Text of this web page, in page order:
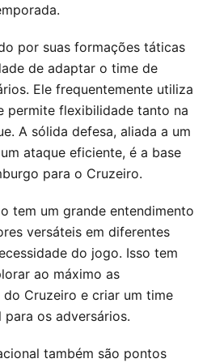
por suas formações táticas
de adaptar o time de
Ele frequentemente utiliza
permite flexibilidade tanto na
A sólida defesa, aliada a um
ataque eficiente, é a base
para o Cruzeiro.
tem um grande entendimento
versáteis em diferentes
do jogo. Isso tem
ao máximo as
Cruzeiro e criar um time
os adversários.
também são pontos